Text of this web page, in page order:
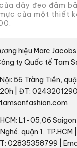
dây đeo đảm
của một thiết
hiệu Marc
ty Quốc tế Tam
56 Tràng Tiền,
| ĐT:
L1-05,06
quận 1, TP.HCM
02835358799 |